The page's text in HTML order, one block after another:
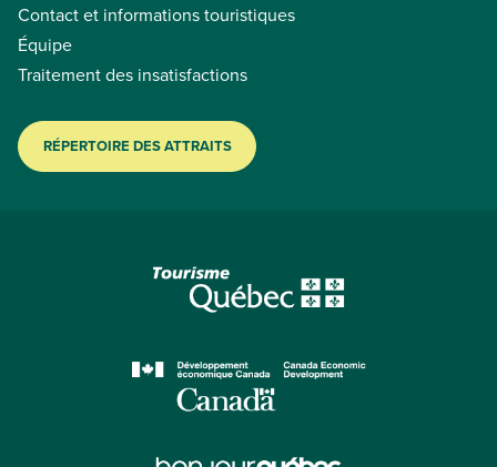
Contact et informations touristiques
Équipe
Traitement des insatisfactions
RÉPERTOIRE DES ATTRAITS